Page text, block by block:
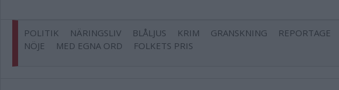
POLITIK NÄRINGSLIV BLÅLJUS KRIM GRANSKNING REPORTAGE
NÖJE
MED EGNA ORD FOLKETS PRIS